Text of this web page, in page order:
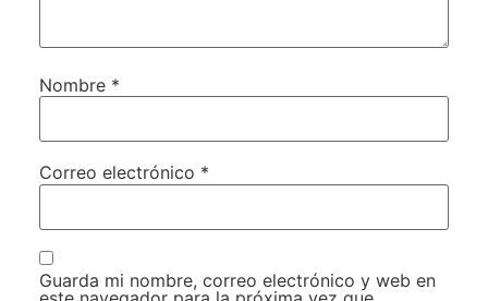
Nombre *
Correo electrónico *
Guarda mi nombre, correo electrónico y web en